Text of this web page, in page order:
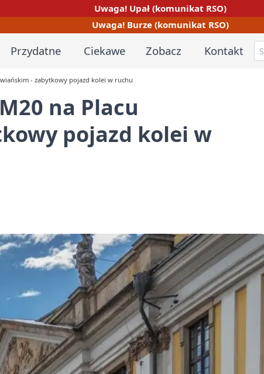
Uwaga! Upał (komunikat RSO)
Uwaga! Burze (komunikat RSO)
Przydatne Ciekawe Zobacz Kontakt
- zabytkowy pojazd kolei w ruchu
na Placu
pojazd kolei w